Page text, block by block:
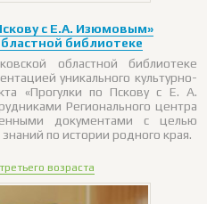
с Е.А. Изюмовым»
библиотеке
областной библиотеке
уникального культурно-
«Прогулки по Пскову с Е. А.
Регионального центра
документами с целью
по истории родного края.
возраста